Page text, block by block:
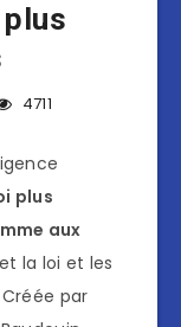
4711
plus
aux
la loi et les
par